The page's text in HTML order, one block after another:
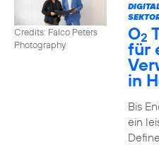
Credits: Falco Peters
Photography
O2
für
in
Bis
ein